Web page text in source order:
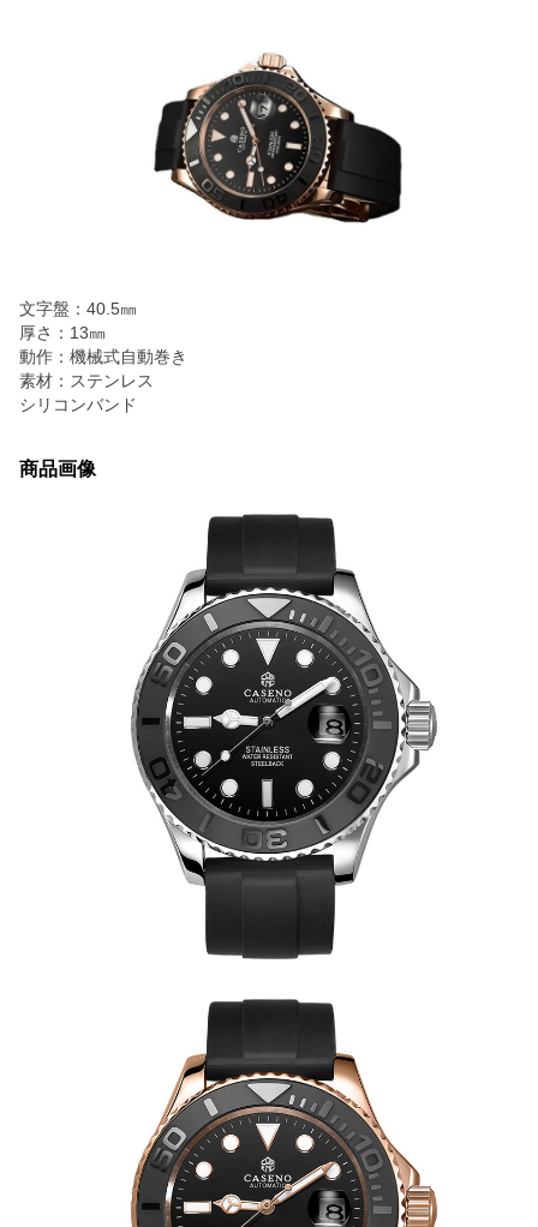
文字盤：40.5㎜
厚さ：13㎜
動作：機械式自動巻き
素材：ステンレス
シリコンバンド
商品画像